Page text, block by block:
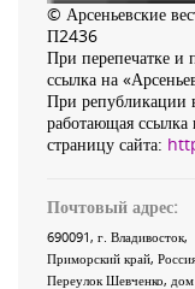
© Арсеньевские
П2436
При перепечатке и
ссылка на
При републикации
работающая ссылка
страницу сайта:
Почтовый адрес:
690091, г. Владивосток,
Приморский край,
Переулок Шевченко,